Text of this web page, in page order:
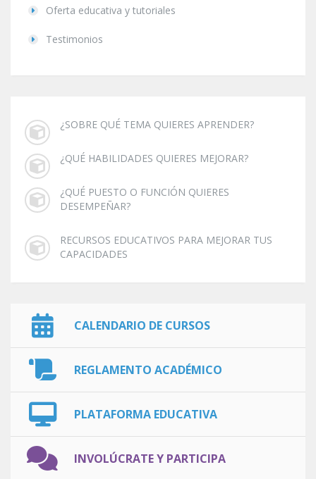
Oferta educativa y tutoriales
Testimonios
¿SOBRE QUÉ TEMA QUIERES APRENDER?
¿QUÉ HABILIDADES QUIERES MEJORAR?
¿QUÉ PUESTO O FUNCIÓN QUIERES
DESEMPEÑAR?
RECURSOS EDUCATIVOS PARA MEJORAR TUS
CAPACIDADES
CALENDARIO DE CURSOS
REGLAMENTO ACADÉMICO
PLATAFORMA EDUCATIVA
INVOLÚCRATE Y PARTICIPA